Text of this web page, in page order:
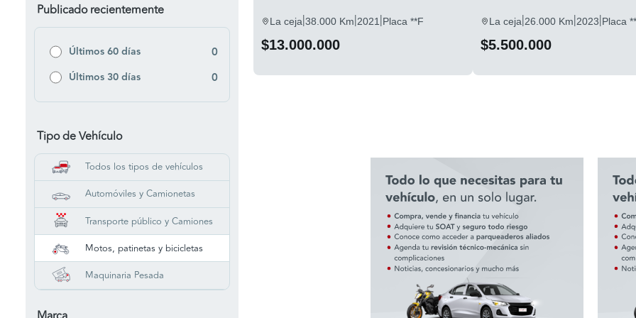
Publicado recientemente
Últimos 60 días 0
Últimos 30 días 0
Tipo de Vehículo
Todos los tipos de vehículos
Automóviles y Camionetas
Transporte público y Camiones
Motos, patinetas y bicicletas
Maquinaria Pesada
La ceja|38.000 Km|2021 |Placa **F
$13.000.000
La ceja|26.000 Km|2023|Placa
$5.500.000